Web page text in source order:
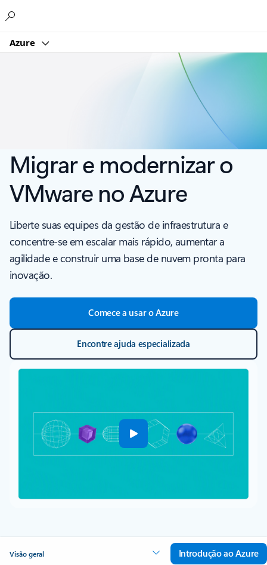
Azure
Migrar e modernizar o
VMware no Azure
Liberte suas equipes da gestão de infraestrutura e
concentre-se em escalar mais rápido, aumentar a
agilidade e construir uma base de nuvem pronta para
inovação.
Comece a usar o Azure
Encontre ajuda especializada
Visão geral Introdução ao Azure